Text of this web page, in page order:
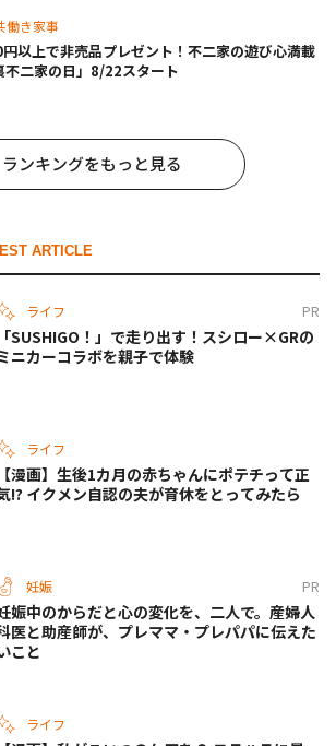
働き家事
以上で非売品プレゼント！不二家の遊び心満載
不二家の日」8/22スタート
ランキングをもっと見る
ARTICLE
ライフ PR
「SUSHIGO！」で走り出す！スシロー×GRの
ニカーコラボを親子で体験
ライフ
【漫画】生後1カ月の赤ちゃんにポテチって正
!? イクメン自認の夫が育休をとってみたら
妊娠 PR
娠中のからだと心の変化を、二人で。産婦人
医と助産師が、プレママ・プレパパに伝えた
こと
ライフ